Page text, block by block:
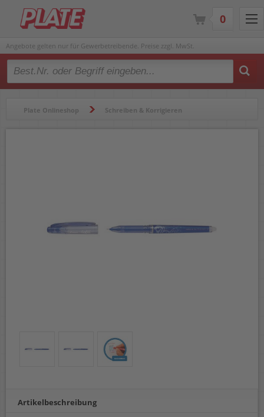
Angebote gelten nur für Gewerbetreibende. Preise zzgl. MwSt.
Type 2 or more characters for results.
Plate Onlineshop Schreiben & Korrigieren
Artikelbeschreibung
0